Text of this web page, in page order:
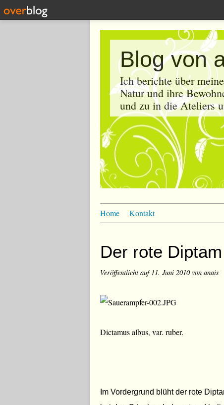
Blog von
Ich berichte über
Natur und ihre
und zu in die Ateliers
Home Kontakt
Der rote Diptam
Veröffentlicht auf11. Juni 2010von anais
Dictamus albus, var. ruber.
Im Vordergrund blüht der rote